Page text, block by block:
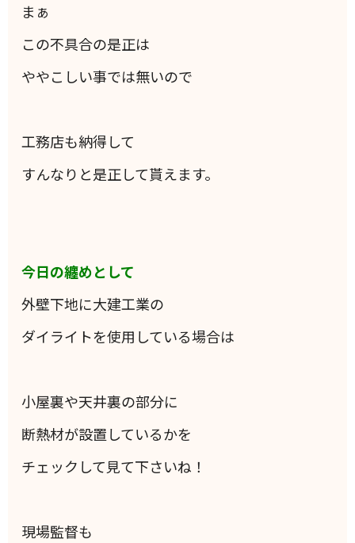
まぁ
この不具合の是正は
ややこしい事では無いので
工務店も納得して
すんなりと是正して貰えます。
今日の纏めとして
外壁下地に大建工業の
ダイライトを使用している場合は
小屋裏や天井裏の部分に
断熱材が設置しているかを
チェックして見て下さいね！
現場監督も